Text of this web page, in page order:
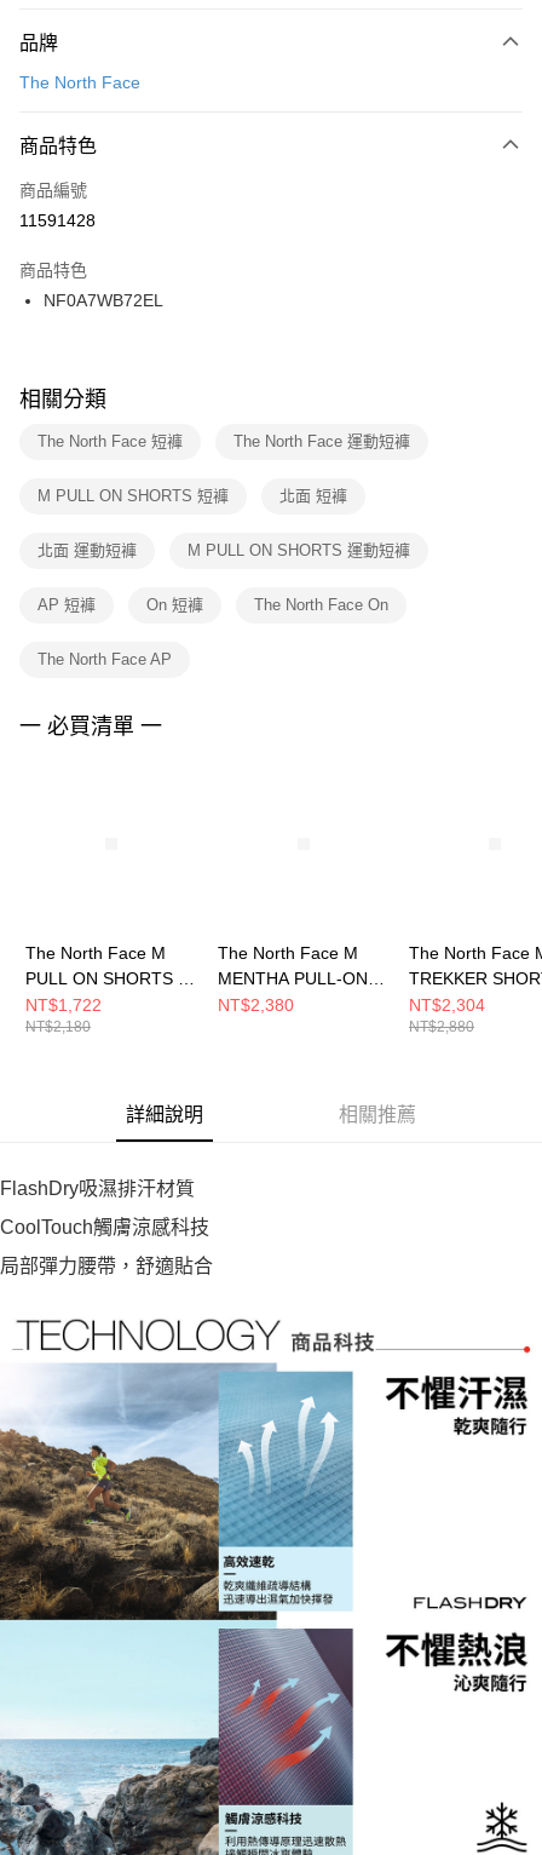
台灣樂天信用卡公司
【關於「AFTEE先享後付」】
便利好安心！
３．安心：先確認商品／服務後，再付款。
【「AFTEE先享後付」結帳流程】
１．於結帳方式選擇「AFTEE先享後付」後，將跳轉至「AFTEE先享後付」
２．訂單成立數日內，您將收到繳費通知簡訊。
３．收到繳費通知簡訊後14天內，點擊此簡訊中的連結，可透過四大超商／
ATM／網路銀行／等多元方式進行付款，方視為交易完成。
※ 交易是否成功請以「AFTEE先享後付 」之結帳頁面顯示為準，若有關於
是否繳費成功／繳費後需取消欲退款等相關疑問，請聯繫「AFTEE先享後付
客戶支援中心」https://netprotections.freshdesk.com/support/home
１．透過由恩沛科技股份有限公司提供之「AFTEE先享後付」服務完成之交
權轉讓予恩沛科技股份有限公司。
３．未成年的使用者請事先徵得法定代理人或監護人之同意方可使用
任。
請求用戶進行身份認證。
５．嚴禁一人註冊多個帳號或使用他人資訊註冊。若發現惡意使用之情形，
運送方式
每筆NT$100，滿NT$1,500(含以上)免運費
宅配
每筆NT$100，滿NT$1,500(含以上)免運費
付款後門市自取
每筆NT$100，滿NT$1,500(含以上)免運費
品牌
The North Face
商品特色
商品編號
11591428
商品特色
NF0A7WB72EL
相關分類
The North Face 短褲 The North Face 運動短褲
M PULL ON SHORTS 短褲 北面 短褲
北面 運動短褲 M PULL ON SHORTS 運動短褲
AP 短褲 On 短褲 The North Face On
The North Face AP
一 必買清單 一
The North Face M
PULL ON SHORTS -
AP 男 短褲
NF0A7WB7JK3
NT$1,722
NT$2,180
The North Face M
MENTHA PULL-ON
SHORT - AP 男 短褲
NT$2,380
The North Face
TREKKER
AP 男 短褲
NF0A8AV64H0
NT$2,304
NT$2,880
詳細說明 相關推薦
FlashDry吸濕排汗材質
CoolTouch觸膚涼感科技
局部彈力腰帶，舒適貼合